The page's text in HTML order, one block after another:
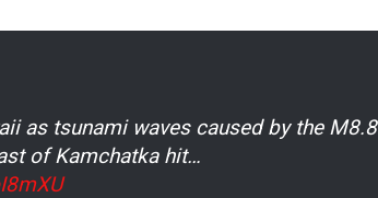
as tsunami waves caused by the M8.8
of Kamchatka hit…